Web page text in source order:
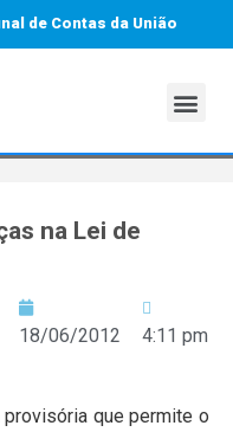
de Contas da União
na Lei de
18/06/2012 4:11 pm
provisória que permite o